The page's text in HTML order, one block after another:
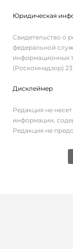
Юридическая
Свидетельство о
федеральной
информационных
(Роскомнадзор)
Дисклеймер
Редакция не
информации,
Редакция не